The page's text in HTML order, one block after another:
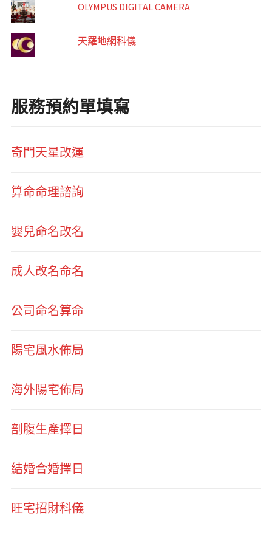
OLYMPUS DIGITAL CAMERA
天羅地網科儀
服務預約單填寫
奇門天星改運
算命命理諮詢
嬰兒命名改名
成人改名命名
公司命名算命
陽宅風水佈局
海外陽宅佈局
剖腹生產擇日
結婚合婚擇日
旺宅招財科儀